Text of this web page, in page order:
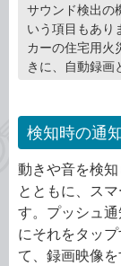
サウンド検出の
いう項目もあり
カーの住宅用火
きに、自動録画
検知時の通
動きや音を検
とともに、ス
す。プッシュ
にそれをタッ
て、録画映像